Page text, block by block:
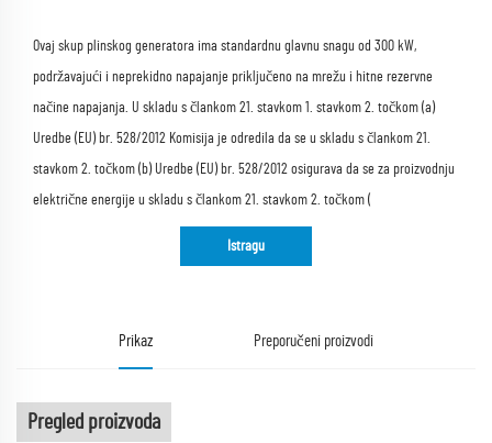
Ovaj skup plinskog generatora ima standardnu glavnu snagu od 300 kW,
podržavajući i neprekidno napajanje priključeno na mrežu i hitne rezervne
načine napajanja. U skladu s člankom 21. stavkom 1. stavkom 2. točkom (a)
Uredbe (EU) br. 528/2012 Komisija je odredila da se u skladu s člankom 21.
stavkom 2. točkom (b) Uredbe (EU) br. 528/2012 osigurava da se za proizvodnju
električne energije u skladu s člankom 21. stavkom 2. točkom (
Istragu
Prikaz Preporučeni proizvodi
Pregled proizvoda